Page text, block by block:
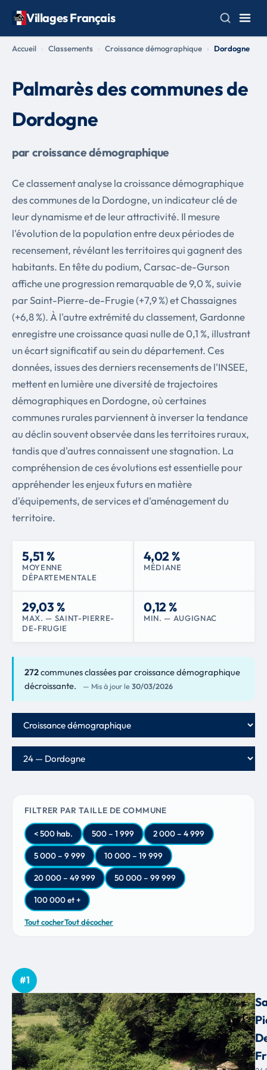
Villages Français
Accueil Classements Croissance démographique Dordogne
Palmarès des communes de
Dordogne
par croissance démographique
Ce classement analyse la croissance démographique
des communes de la Dordogne, un indicateur clé de
leur dynamisme et de leur attractivité. Il mesure
l'évolution de la population entre deux périodes de
recensement, révélant les territoires qui gagnent des
habitants. En tête du podium, Carsac-de-Gurson
affiche une progression remarquable de 9,0 %, suivie
par Saint-Pierre-de-Frugie (+7,9 %) et Chassaignes
(+6,8 %). À l'autre extrémité du classement, Gardonne
enregistre une croissance quasi nulle de 0,1 %, illustrant
un écart significatif au sein du département. Ces
données, issues des derniers recensements de l'INSEE,
mettent en lumière une diversité de trajectoires
démographiques en Dordogne, où certaines
communes rurales parviennent à inverser la tendance
au déclin souvent observée dans les territoires ruraux,
tandis que d'autres connaissent une stagnation. La
compréhension de ces évolutions est essentielle pour
appréhender les enjeux futurs en matière
d'équipements, de services et d'aménagement du
territoire.
5,51 %
MOYENNE
DÉPARTEMENTALE
4,02 %
MÉDIANE
29,03 %
MAX. — SAINT-PIERRE-
DE-FRUGIE
0,12 %
MIN. — AUGIGNAC
272communes classées par croissance démographique
décroissante.
— Mis à jour le 30/03/2026
Critère de classement
Département
FILTRER PAR TAILLE DE COMMUNE
< 500 hab. 500 – 1 999 2 000 – 4 999
5 000 – 9 999 10 000 – 19 999
20 000 – 49 999 50 000 – 99 999
100 000 et +
Tout cocherTout décocher
#1